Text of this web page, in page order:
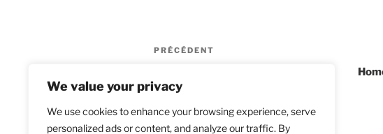
We value your privacy
We use cookies to enhance your browsing experience, serve
personalized ads or content, and analyze our traffic. By
Navigation
l’article
Article
PRÉCÉDENT